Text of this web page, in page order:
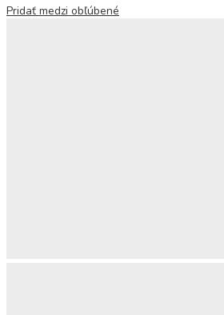
Pridať medzi obľúbené